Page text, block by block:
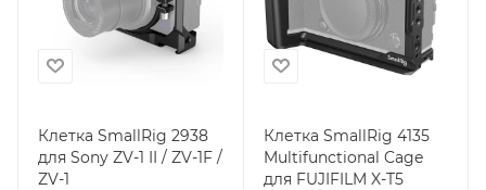
Клетка SmallRig 2938
для Sony ZV-1 II / ZV-1F /
ZV-1
Клетка SmallRig 4135
Multifunctional Cage
для FUJIFILM X-T5